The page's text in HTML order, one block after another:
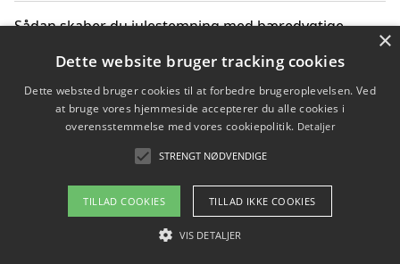
Sådan skaber du julestemning med bæredygtige
Sådan skaber du et bæredygtigt hjem med familien i
Copyright 2026 - Pilanto Aps
Om / kontakt
×
Dette website bruger tracking cookies
Dette websted bruger cookies til at forbedre brugeroplevelsen. Ved
at bruge vores hjemmeside accepterer du alle cookies i
overensstemmelse med vores cookiepolitik. Detaljer
STRENGT NØDVENDIGE
TILLAD COOKIES TILLAD IKKE COOKIES
VIS DETALJER